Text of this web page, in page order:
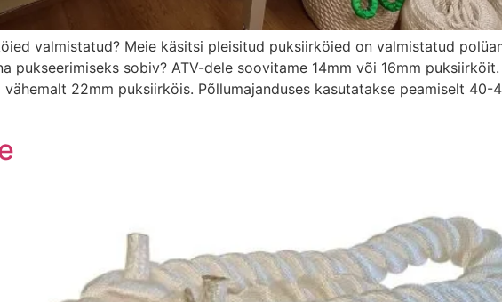
valmistatud? Meie käsitsi pleisitud puksiirköied on valmistatud
pukseerimiseks sobiv? ATV-dele soovitame 14mm või 16mm
22mm puksiirköis. Põllumajanduses kasutatakse peamiselt 40-